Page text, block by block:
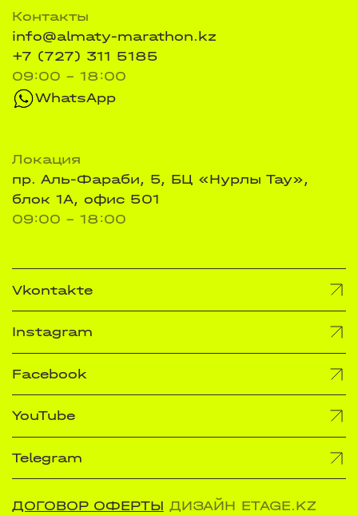
Контакты
info@almaty-marathon.kz
+7 (727) 311 5185
09:00 - 18:00
WhatsApp
Локация
пр. Аль-Фараби, 5, БЦ «Нурлы Тау»,
блок 1А, офис 501
09:00 - 18:00
Vkontakte
Instagram
Facebook
YouTube
Telegram
ДОГОВОР ОФЕРТЫ ДИЗАЙН ETAGE.KZ